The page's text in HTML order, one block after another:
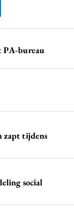
bureau
zapt tijdens
social